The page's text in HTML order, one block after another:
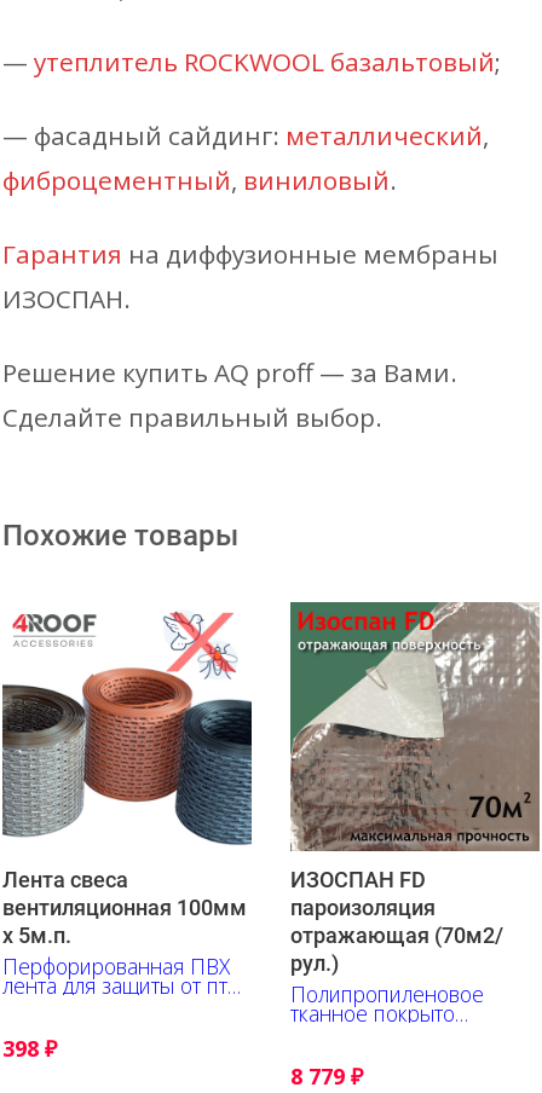
— утеплитель ROCKWOOL базальтовый;
— фасадный сайдинг: металлический,
фиброцементный, виниловый.
Гарантия на диффузионные мембраны
ИЗОСПАН.
Решение купить AQ proff — за Вами.
Сделайте правильный выбор.
Похожие товары
Лента свеса
вентиляционная 100мм
х 5м.п.
Перфорированная ПВХ
лента для защиты от птиц
и насекомых
398 ₽
ИЗОСПАН FD
пароизоляция
отражающая (70м2/
рул.)
Полипропиленовое
тканное покрыто
металлизированной
пленкой
8 779 ₽